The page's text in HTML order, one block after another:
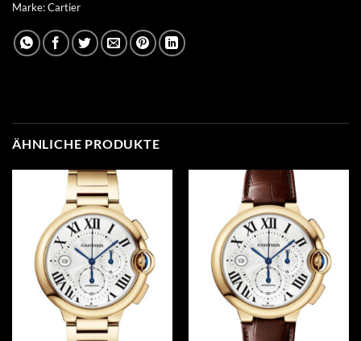
Marke:Cartier
ÄHNLICHE PRODUKTE